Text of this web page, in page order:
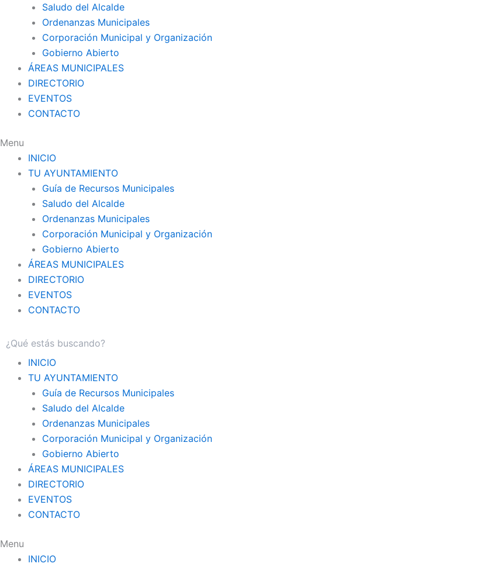
Saludo del Alcalde
Ordenanzas Municipales
Corporación Municipal y Organización
Gobierno Abierto
ÁREAS MUNICIPALES
DIRECTORIO
EVENTOS
CONTACTO
Menu
INICIO
TU AYUNTAMIENTO
Guía de Recursos Municipales
Saludo del Alcalde
Ordenanzas Municipales
Corporación Municipal y Organización
Gobierno Abierto
ÁREAS MUNICIPALES
DIRECTORIO
EVENTOS
CONTACTO
INICIO
TU AYUNTAMIENTO
Guía de Recursos Municipales
Saludo del Alcalde
Ordenanzas Municipales
Corporación Municipal y Organización
Gobierno Abierto
ÁREAS MUNICIPALES
DIRECTORIO
EVENTOS
CONTACTO
Menu
INICIO